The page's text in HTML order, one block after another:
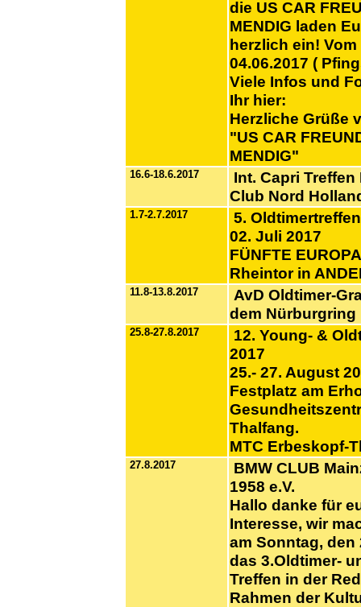
die US CAR
MENDIG laden
herzlich ein! Vom
04.06.2017 (
Viele Infos und
Ihr hier:
Herzliche Grüße
"US CAR
MENDIG"
16.6-18.6.2017
Int. Capri
Club Nord
1.7-2.7.2017
5.
02. Juli 2017
FÜNFTE
Rheintor in
11.8-13.8.2017
AvD Oldtimer-
dem Nürburgring
25.8-27.8.2017
12. Young- &
2017
25.- 27. August
Festplatz am
Thalfang.
MTC Erbeskopf-
27.8.2017
BMW CLUB
1958 e.V.
Hallo danke für
Interesse, wir
am Sonntag, den
das 3.Oldtimer-
Treffen in der
Rahmen der